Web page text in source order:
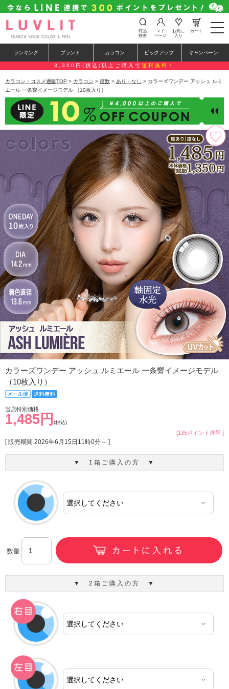
t
o
e
n
a
a
i
o
n
商品
検索
マイ
ページ
お気に
入り
カート
ランキング ブランド カラコン ピックアップ キャンペーン
3,300円(税込)以上ご購入で 送料無料！
カラコン・コスメ通販TOP > カラコン > 度数 > あり・なし
> カラーズワンデー アッシュ ルミ
エール 一条響イメージモデル （10枚入り）
カラーズワンデー アッシュ ルミエール 一条響イメージモデル
（10枚入り）
当店特別価格
1,485円 (税込)
[135ポイント進呈 ]
[ 販売期間 2026年6月15日11時0分～ ]
▼ 1箱ご購入の方 ▼
数量
▼ 2箱ご購入の方 ▼